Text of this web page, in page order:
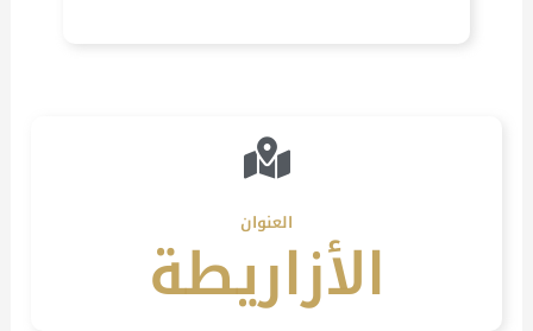
العنوان
الأزاريطة